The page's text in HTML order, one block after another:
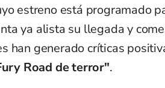
estreno está programado
ya alista su llegada y
han generado críticas
Road de terror".